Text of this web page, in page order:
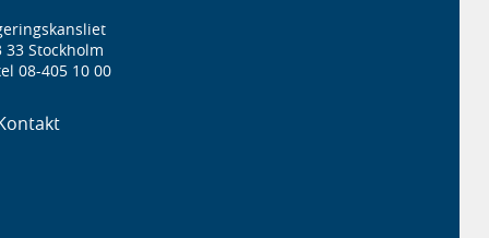
33 Stockholm
08-405 10 00